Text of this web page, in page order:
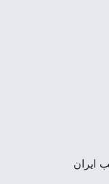
ایران